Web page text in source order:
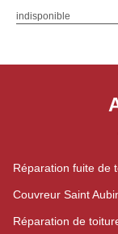
indisponible
Réparation fuite de
Couvreur Saint
Réparation de